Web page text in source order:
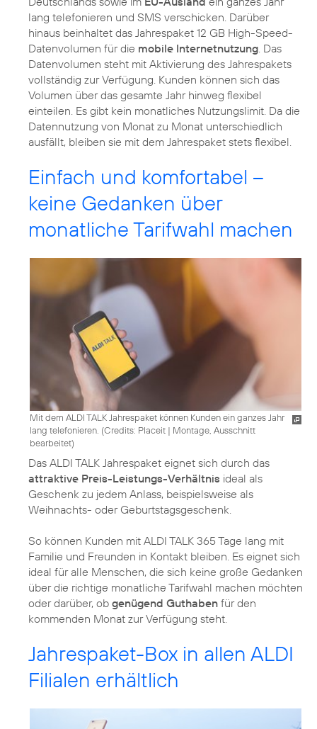
lang telefonieren und SMS verschicken. Darüber
hinaus beinhaltet das Jahrespaket 12 GB High-Speed-
Datenvolumen für die mobile Internetnutzung . Das
Datenvolumen steht mit Aktivierung des Jahrespakets
vollständig zur Verfügung. Kunden können sich das
Volumen über das gesamte Jahr hinweg flexibel
einteilen. Es gibt kein monatliches Nutzungslimit. Da die
Datennutzung von Monat zu Monat unterschiedlich
ausfällt, bleiben sie mit dem Jahrespaket stets flexibel.
Einfach und komfortabel –
keine Gedanken über
monatliche Tarifwahl machen
Mit dem ALDI TALK Jahrespaket können Kunden ein ganzes Jahr
lang telefonieren. (Credits: Placeit | Montage, Ausschnitt
bearbeitet)
Das ALDI TALK Jahrespaket eignet sich durch das
attraktive Preis-Leistungs-Verhältnis ideal als
Geschenk zu jedem Anlass, beispielsweise als
Weihnachts- oder Geburtstagsgeschenk.
So können Kunden mit ALDI TALK 365 Tage lang mit
Familie und Freunden in Kontakt bleiben. Es eignet sich
ideal für alle Menschen, die sich keine große Gedanken
über die richtige monatliche Tarifwahl machen möchten
oder darüber, ob genügend Guthaben für den
kommenden Monat zur Verfügung steht.
Jahrespaket-Box in allen ALDI
Filialen erhältlich